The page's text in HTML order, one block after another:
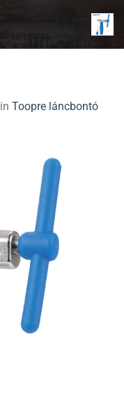
in Toopre láncbontó